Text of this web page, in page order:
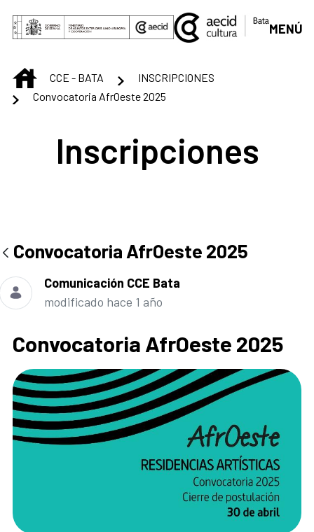
Saltar al contenido principal
MENÚ
INICIOCCE - BATA
INSCRIPCIONES
Convocatoria AfrOeste 2025
Inscripciones
Convocatoria AfrOeste 2025
Comunicación CCE Bata
modificado hace 1 año
Convocatoria AfrOeste 2025